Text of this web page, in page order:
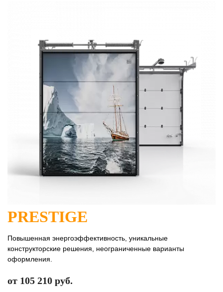
PRESTIGE
Повышенная энергоэффективность, уникальные
конструкторские решения, неограниченные варианты
оформления.
от 105 210 руб.